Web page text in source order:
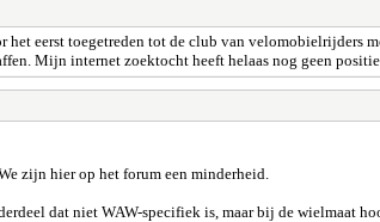
het eerst toegetreden tot de club van velomobielrijders
Mijn internet zoektocht heeft helaas nog geen
zijn hier op het forum een minderheid.
dat niet WAW-specifiek is, maar bij de wielmaat